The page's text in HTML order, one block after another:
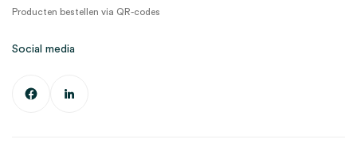
Producten bestellen via QR-codes
Social media